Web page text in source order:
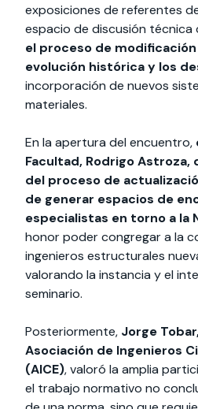
exposiciones de referentes
espacio de discusión técnica
el proceso de modificación
evolución histórica y los
incorporación de nuevos
materiales.
En la apertura del encuentro,
Facultad, Rodrigo Astroza,
del proceso de
de generar espacios de
especialistas en torno a la
honor poder congregar a la
ingenieros estructurales
valorando la instancia y el
seminario.
Posteriormente, Jorge
Asociación de Ingenieros
(AICE), valoró la amplia
el trabajo normativo no